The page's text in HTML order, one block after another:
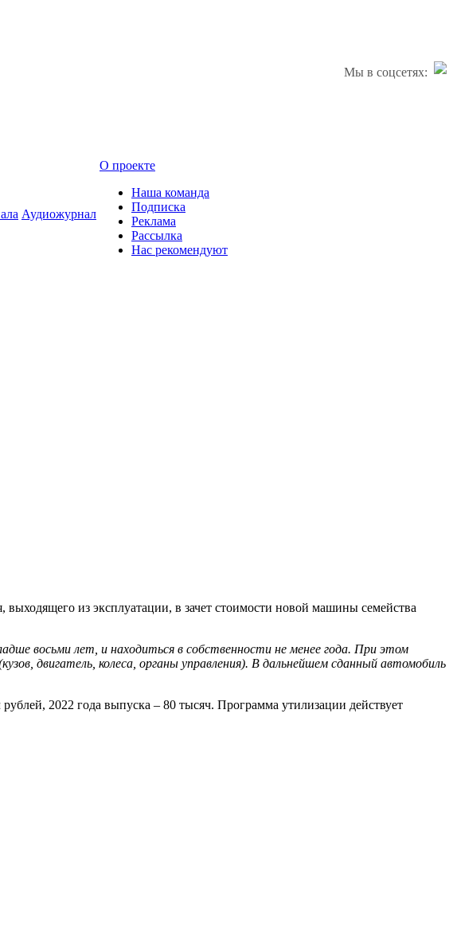
Мы в соцсетях:
Аудиожурнал
О проекте
Наша команда
Подписка
Реклама
Рассылка
Нас рекомендуют
из эксплуатации, в зачет стоимости новой машины семейства
восьми лет, и находиться в собственности не менее года. При этом
двигатель, колеса, органы управления). В дальнейшем сданный автомобиль
рублей, 2022 года выпуска – 80 тысяч. Программа утилизации действует